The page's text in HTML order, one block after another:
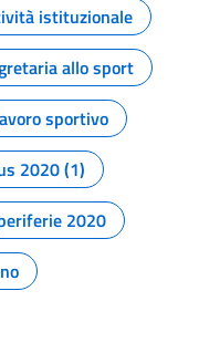
istituzionale
allo sport
sportivo
2020 (1)
2020